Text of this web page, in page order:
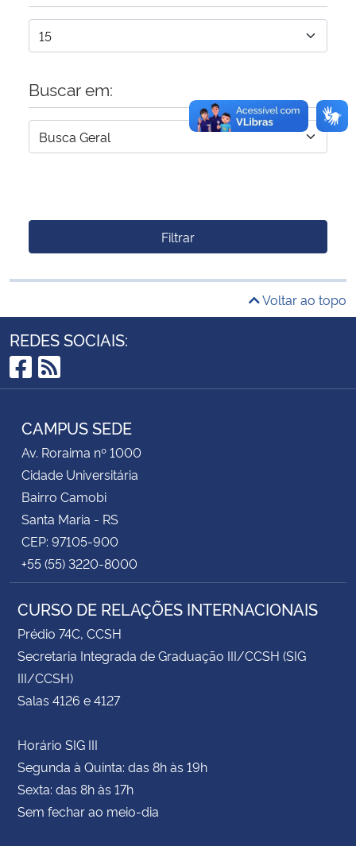
Planalto
Buscar em:
Filtrar
Voltar ao topo
REDES SOCIAIS:
Facebook
RSS
CAMPUS SEDE
Av. Roraima nº 1000
Cidade Universitária
Bairro Camobi
Santa Maria - RS
CEP: 97105-900
+55 (55) 3220-8000
CURSO DE RELAÇÕES INTERNACIONAIS
Prédio 74C, CCSH
Secretaria Integrada de Graduação III/CCSH (SIG
III/CCSH)
Salas 4126 e 4127
Horário SIG III
Segunda à Quinta: das 8h às 19h
Sexta: das 8h às 17h
Sem fechar ao meio-dia